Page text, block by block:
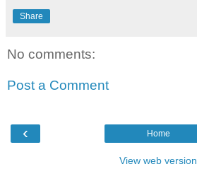
Share
No comments:
Post a Comment
‹ Home
View web version